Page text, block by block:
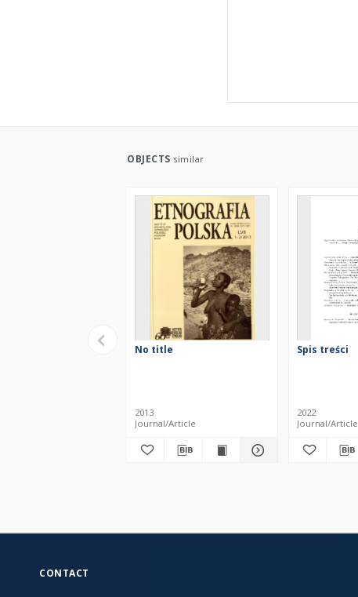
OBJECTS similar
No title
2013
Journal/Article
Spis treści
2022
Journal/Article
CONTACT